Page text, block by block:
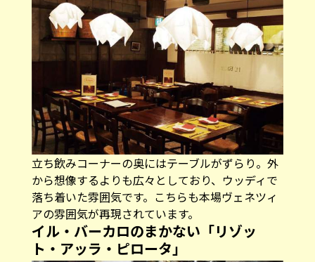
立ち飲みコーナーの奥にはテーブルがずらり。外
から想像するよりも広々としており、ウッディで
落ち着いた雰囲気です。こちらも本場ヴェネツィ
アの雰囲気が再現されています。
イル・バーカロのまかない「リゾッ
ト・アッラ・ピロータ」